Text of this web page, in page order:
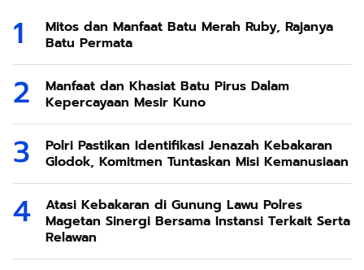
Mitos dan Manfaat Batu Merah Ruby, Rajanya
Batu Permata
Manfaat dan Khasiat Batu Pirus Dalam
Kepercayaan Mesir Kuno
Polri Pastikan Identifikasi Jenazah Kebakaran
Glodok, Komitmen Tuntaskan Misi Kemanusiaan
Atasi Kebakaran di Gunung Lawu Polres
Magetan Sinergi Bersama Instansi Terkait Serta
Relawan